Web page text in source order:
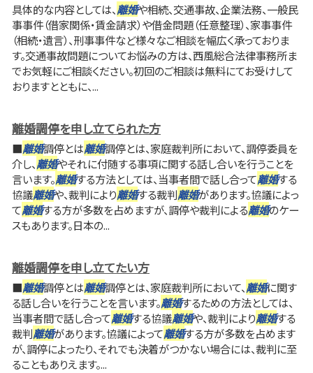
具体的な内容としては、離婚や相続、交通事故、企業法務、一般民
事事件（借家関係・賃金請求）や借金問題（任意整理）、家事事件
（相続・遺言）、刑事事件など様々なご相談を幅広く承っておりま
す。交通事故問題についてお悩みの方は、西風総合法律事務所ま
でお気軽にご相談ください。初回のご相談は無料にてお受けして
おりますとともに、...
離婚調停を申し立てられた方
■離婚調停とは離婚調停とは、家庭裁判所において、調停委員を
介し、離婚やそれに付随する事項に関する話し合いを行うことを
言います。離婚する方法としては、当事者間で話し合って離婚する
協議離婚や、裁判により離婚する裁判離婚があります。協議によっ
て離婚する方が多数を占めますが、調停や裁判による離婚のケー
スもあります。日本の...
離婚調停を申し立てたい方
■離婚調停とは離婚調停とは、家庭裁判所において、離婚に関す
る話し合いを行うことを言います。離婚するための方法としては、
当事者間で話し合って離婚する協議離婚や、裁判により離婚する
裁判離婚があります。協議によって離婚する方が多数を占めます
が、調停によったり、それでも決着がつかない場合には、裁判に至
ることもありえます。...